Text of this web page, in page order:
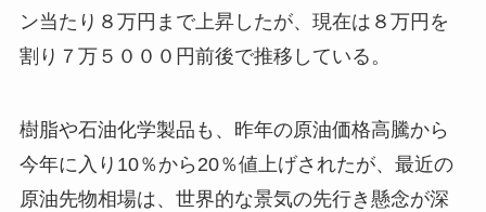
ン当たり８万円まで上昇したが、現在は８万円を
割り７万５０００円前後で推移している。
樹脂や石油化学製品も、昨年の原油価格高騰から
今年に入り10％から20％値上げされたが、最近の
原油先物相場は、世界的な景気の先行き懸念が深